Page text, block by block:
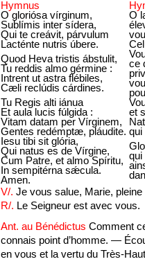
Hymnus
O gloriósa vírginum,
Sublímis inter sídera,
Qui te creávit, párvulum
Lacténte nutris úbere.
O
Quod Heva tristis ábstulit,
Tu reddis almo gérmine :
Intrent ut astra flébiles,
Cæli reclúdis cárdines.
ce
Tu Regis alti iánua
Et aula lucis fúlgida :
Vitam datam per Vírginem,
Gentes redémptæ, pláudite.
et
qui
Iesu tibi sit glória,
Qui natus es de Vírgine,
Cum Patre, et almo Spíritu,
In sempitérna sǽcula.
Amen.
qui
V/. Je vous salue, Marie, pleine
R/. Le Seigneur est avec vous.
Ant. au Bénédictus Comment
connais point d’homme. —
en vous et la vertu du Très-